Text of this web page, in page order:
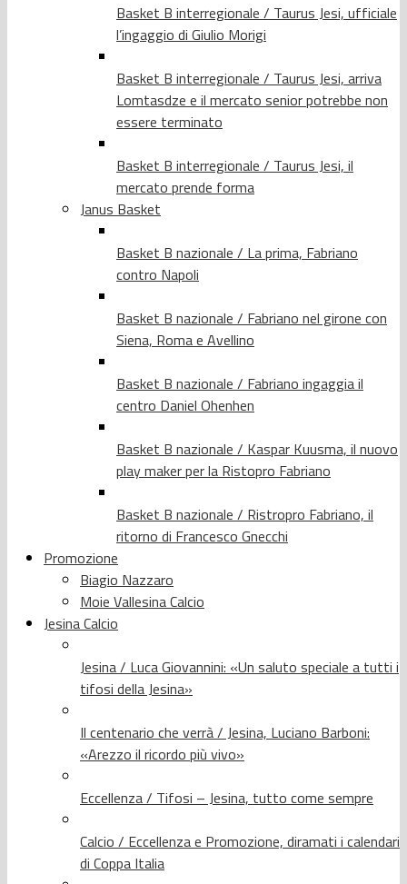
Basket B interregionale / Taurus Jesi, ufficiale
l’ingaggio di Giulio Morigi
Basket B interregionale / Taurus Jesi, arriva
Lomtasdze e il mercato senior potrebbe non
essere terminato
Basket B interregionale / Taurus Jesi, il
mercato prende forma
Janus Basket
Basket B nazionale / La prima, Fabriano
contro Napoli
Basket B nazionale / Fabriano nel girone con
Siena, Roma e Avellino
Basket B nazionale / Fabriano ingaggia il
centro Daniel Ohenhen
Basket B nazionale / Kaspar Kuusma, il nuovo
play maker per la Ristopro Fabriano
Basket B nazionale / Ristropro Fabriano, il
ritorno di Francesco Gnecchi
Promozione
Biagio Nazzaro
Moie Vallesina Calcio
Jesina Calcio
Jesina / Luca Giovannini: «Un saluto speciale a tutti i
tifosi della Jesina»
Il centenario che verrà / Jesina, Luciano Barboni:
«Arezzo il ricordo più vivo»
Eccellenza / Tifosi – Jesina, tutto come sempre
Calcio / Eccellenza e Promozione, diramati i calendari
di Coppa Italia